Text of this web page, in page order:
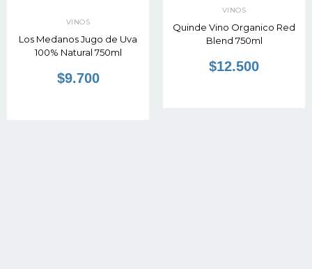
VINOS
Los Medanos Jugo de Uva
100% Natural 750ml
$9.700
VINOS
Quinde Vino Organico Red
Blend 750ml
$12.500